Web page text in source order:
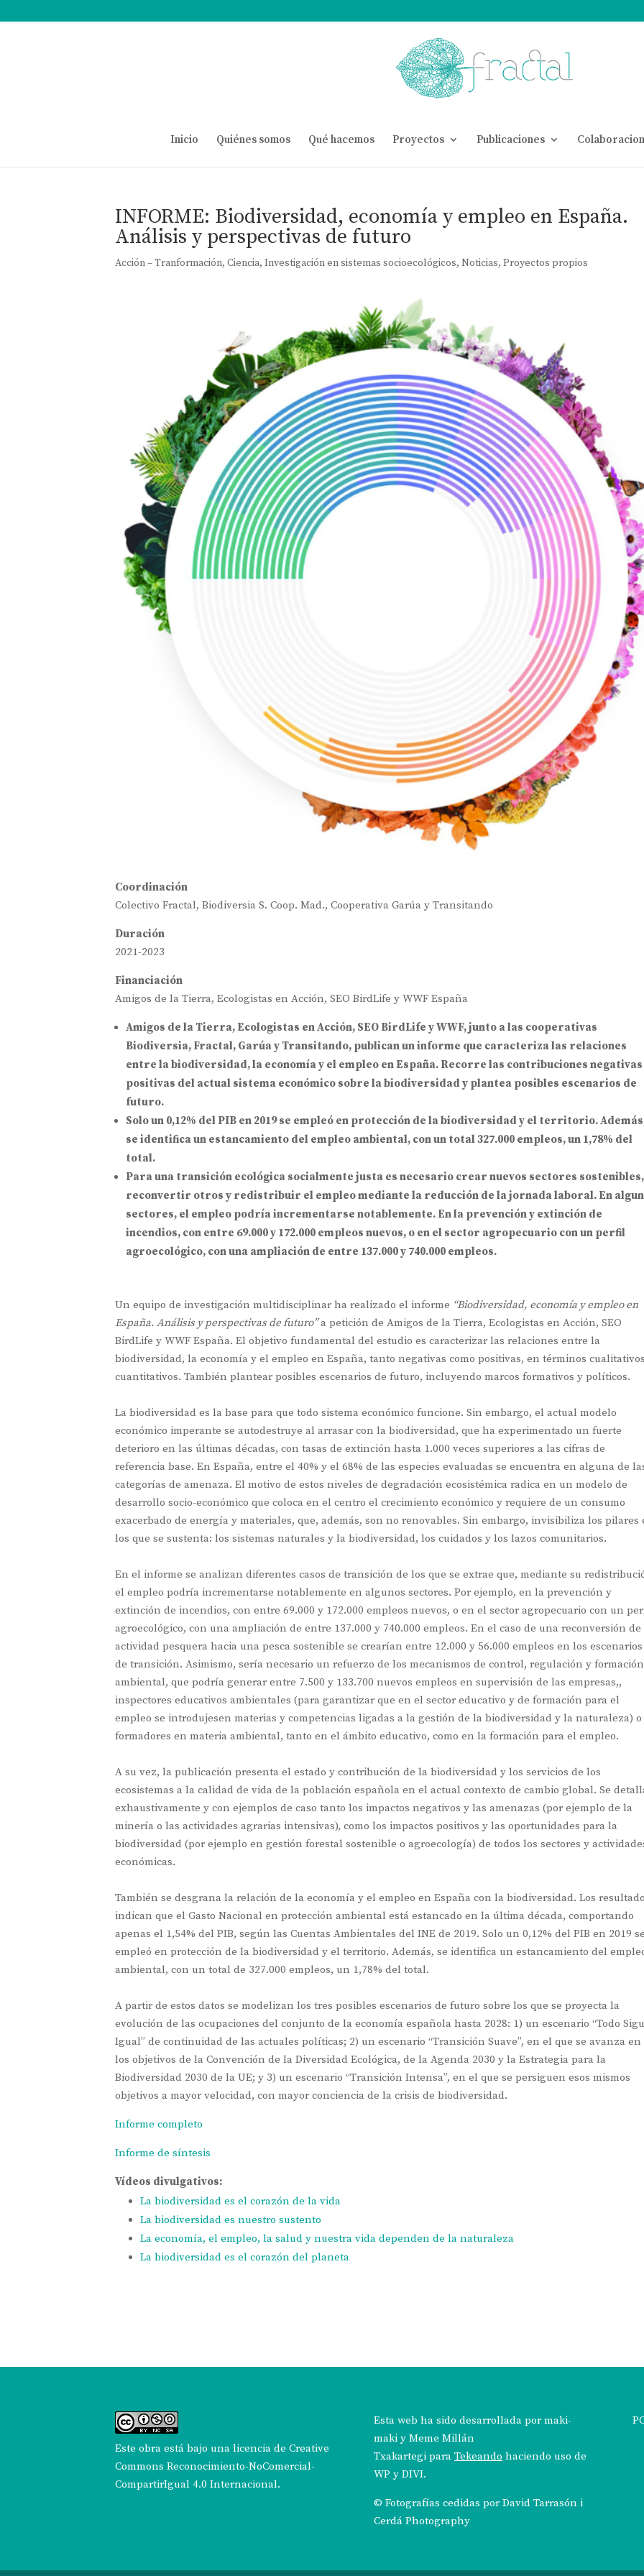
Inicio Quiénes somos Qué hacemos Proyectos Publicaciones
INFORME: Biodiversidad, economía y empleo en España.
Análisis y perspectivas de futuro
Acción – Tranformación, Ciencia, Investigación en sistemas socioecológicos, Noticias, Proyectos propios
Coordinación
Colectivo Fractal, Biodiversia S. Coop. Mad., Cooperativa Garúa y Transitando
Duración
2021-2023
Financiación
Amigos de la Tierra, Ecologistas en Acción, SEO BirdLife y WWF España
Amigos de la Tierra, Ecologistas en Acción, SEO BirdLife y WWF, junto a las cooperativas
Biodiversia, Fractal, Garúa y Transitando, publican un informe que caracteriza las relaciones
entre la biodiversidad, la economía y el empleo en España. Recorre las contribuciones negativas
positivas del actual sistema económico sobre la biodiversidad y plantea posibles escenarios de
futuro.
Solo un 0,12% del PIB en 2019 se empleó en protección de la biodiversidad y el territorio.
se identifica un estancamiento del empleo ambiental, con un total 327.000 empleos, un 1,78% del
total.
Para una transición ecológica socialmente justa es necesario crear nuevos sectores sostenibles,
reconvertir otros y redistribuir el empleo mediante la reducción de la jornada laboral. En
sectores, el empleo podría incrementarse notablemente. En la prevención y extinción de
incendios, con entre 69.000 y 172.000 empleos nuevos, o en el sector agropecuario con un perfil
agroecológico, con una ampliación de entre 137.000 y 740.000 empleos.
Un equipo de investigación multidisciplinar ha realizado el informe “Biodiversidad, economía y empleo en
España. Análisis y perspectivas de futuro”a petición de Amigos de la Tierra, Ecologistas en Acción, SEO
BirdLife y WWF España. El objetivo fundamental del estudio es caracterizar las relaciones entre la
biodiversidad, la economía y el empleo en España, tanto negativas como positivas, en términos
cuantitativos. También plantear posibles escenarios de futuro, incluyendo marcos formativos y políticos.
La biodiversidad es la base para que todo sistema económico funcione. Sin embargo, el actual modelo
económico imperante se autodestruye al arrasar con la biodiversidad, que ha experimentado un fuerte
deterioro en las últimas décadas, con tasas de extinción hasta 1.000 veces superiores a las cifras de
referencia base. En España, entre el 40% y el 68% de las especies evaluadas se encuentra en alguna de
categorías de amenaza. El motivo de estos niveles de degradación ecosistémica radica en un modelo de
desarrollo socio-económico que coloca en el centro el crecimiento económico y requiere de un consumo
exacerbado de energía y materiales, que, además, son no renovables. Sin embargo, invisibiliza los pilares
los que se sustenta: los sistemas naturales y la biodiversidad, los cuidados y los lazos comunitarios.
En el informe se analizan diferentes casos de transición de los que se extrae que, mediante su
el empleo podría incrementarse notablemente en algunos sectores. Por ejemplo, en la prevención y
extinción de incendios, con entre 69.000 y 172.000 empleos nuevos, o en el sector agropecuario con un
agroecológico, con una ampliación de entre 137.000 y 740.000 empleos. En el caso de una reconversión
actividad pesquera hacia una pesca sostenible se crearían entre 12.000 y 56.000 empleos en los escenarios
de transición. Asimismo, sería necesario un refuerzo de los mecanismos de control, regulación y formación
ambiental, que podría generar entre 7.500 y 133.700 nuevos empleos en supervisión de las empresas,,
inspectores educativos ambientales (para garantizar que en el sector educativo y de formación para el
empleo se introdujesen materias y competencias ligadas a la gestión de la biodiversidad y la naturaleza) o
formadores en materia ambiental, tanto en el ámbito educativo, como en la formación para el empleo.
A su vez, la publicación presenta el estado y contribución de la biodiversidad y los servicios de los
ecosistemas a la calidad de vida de la población española en el actual contexto de cambio global. Se
exhaustivamente y con ejemplos de caso tanto los impactos negativos y las amenazas (por ejemplo de la
minería o las actividades agrarias intensivas), como los impactos positivos y las oportunidades para la
biodiversidad (por ejemplo en gestión forestal sostenible o agroecología) de todos los sectores y
económicas.
También se desgrana la relación de la economía y el empleo en España con la biodiversidad. Los
indican que el Gasto Nacional en protección ambiental está estancado en la última década, comportando
apenas el 1,54% del PIB, según las Cuentas Ambientales del INE de 2019. Solo un 0,12% del PIB en 2019 se
empleó en protección de la biodiversidad y el territorio. Además, se identifica un estancamiento del
ambiental, con un total de 327.000 empleos, un 1,78% del total.
A partir de estos datos se modelizan los tres posibles escenarios de futuro sobre los que se proyecta la
evolución de las ocupaciones del conjunto de la economía española hasta 2028: 1) un escenario “Todo
Igual” de continuidad de las actuales políticas; 2) un escenario “Transición Suave”, en el que se avanza en
los objetivos de la Convención de la Diversidad Ecológica, de la Agenda 2030 y la Estrategia para la
Biodiversidad 2030 de la UE; y 3) un escenario “Transición Intensa”, en el que se persiguen esos mismos
objetivos a mayor velocidad, con mayor conciencia de la crisis de biodiversidad.
Informe completo
Informe de síntesis
Vídeos divulgativos:
La biodiversidad es el corazón de la vida
La biodiversidad es nuestro sustento
La economía, el empleo, la salud y nuestra vida dependen de la naturaleza
La biodiversidad es el corazón del planeta
Este obra está bajo una licencia de Creative
Commons Reconocimiento-NoComercial-
CompartirIgual 4.0 Internacional.
Esta web ha sido desarrollada pormaki-
maki yMeme Millán
Txakartegi paraTekeando haciendo uso de
WP y DIVI.
© Fotografías cedidas porDavid Tarrasón i
Cerdá Photography